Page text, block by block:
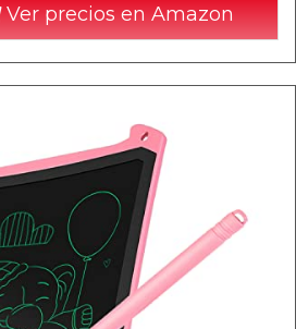
Ver precios en Amazon